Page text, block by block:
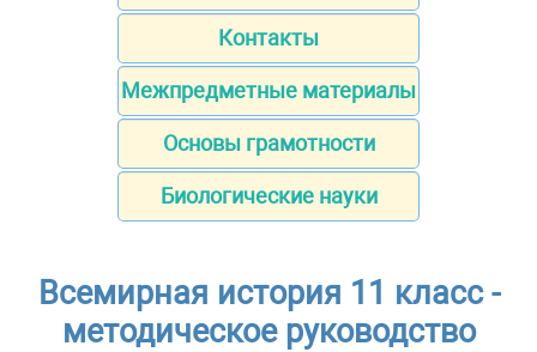
Контакты
Межпредметные материалы
Основы грамотности
Биологические науки
Всемирная история 11 класс -
методическое руководство